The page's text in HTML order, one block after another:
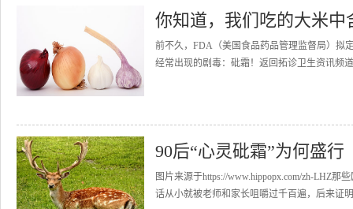
你知道，我们吃的大米中
前不久，FDA（美国食品药品管理监督局）拟
经常出现的剧毒：砒霜！返回拓诊卫生资讯频
90后“心灵砒霜”为何盛行
图片来源于https://www.hippopx.com/zh-LHZ
话从小就被老师和家长咀嚼过千百遍，后来证